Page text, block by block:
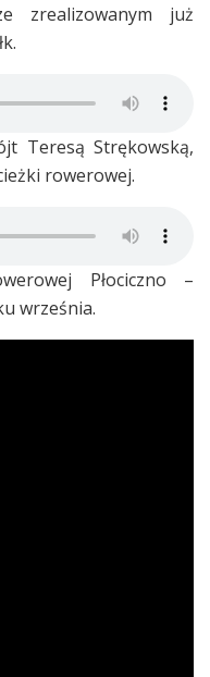
zrealizowanym już
Teresą Strękowską,
rowerowej.
Płociczno –
września.